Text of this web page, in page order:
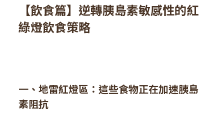
【飲食篇】逆轉胰島素敏感性的紅
綠燈飲食策略
一、地雷紅燈區：這些食物正在加速胰島
素阻抗